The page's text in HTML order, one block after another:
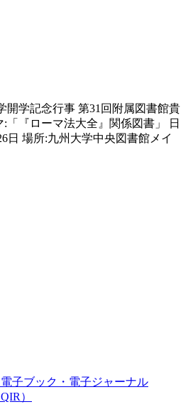
開学記念行事 第31回附属図書館貴
「『ローマ法大全』関係図書」 日
日 場所:九州大学中央図書館メイ
子ブック・電子ジャーナル
）